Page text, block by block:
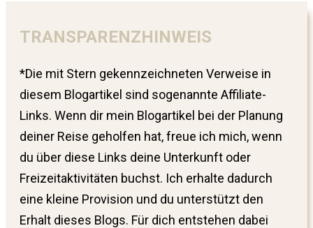
TRANSPARENZHINWEIS
*Die mit Stern gekennzeichneten Verweise in
diesem Blogartikel sind sogenannte Affiliate-
Links. Wenn dir mein Blogartikel bei der Planung
deiner Reise geholfen hat, freue ich mich, wenn
du über diese Links deine Unterkunft oder
Freizeitaktivitäten buchst. Ich erhalte dadurch
eine kleine Provision und du unterstützt den
Erhalt dieses Blogs. Für dich entstehen dabei